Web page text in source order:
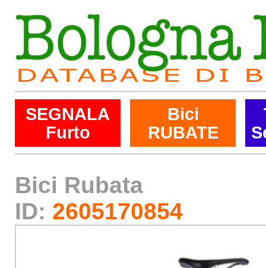
SEGNALA
Furto
Bici
RUBATE
Bici Rubata
ID: 2605170854